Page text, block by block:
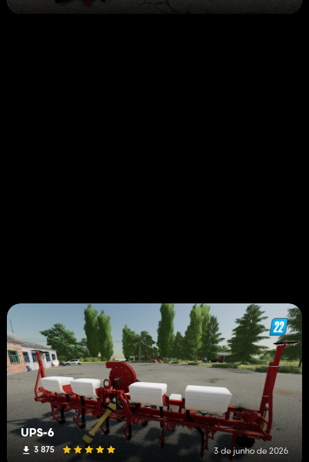
UPS-6
3 875 3 de junho de 2026